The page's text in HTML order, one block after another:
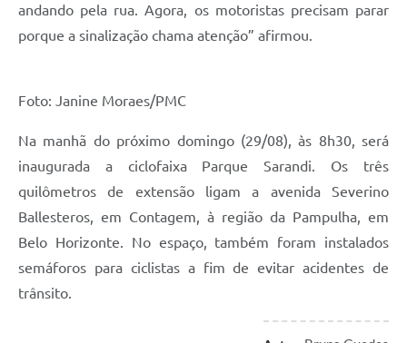
andando pela rua. Agora, os motoristas precisam parar
porque a sinalização chama atenção” afirmou.
Foto: Janine Moraes/PMC
Na manhã do próximo domingo (29/08), às 8h30, será
inaugurada a ciclofaixa Parque Sarandi. Os três
quilômetros de extensão ligam a avenida Severino
Ballesteros, em Contagem, à região da Pampulha, em
Belo Horizonte. No espaço, também foram instalados
semáforos para ciclistas a fim de evitar acidentes de
trânsito.